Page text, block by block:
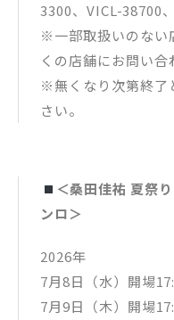
3300、VICL-38700
※一部取扱いのない
くの店舗にお問い合
※無くなり次第終了
さい。
＜桑田佳祐 夏祭
ンロ＞
2026年
7月8日（水）開場
7月9日（木）開場